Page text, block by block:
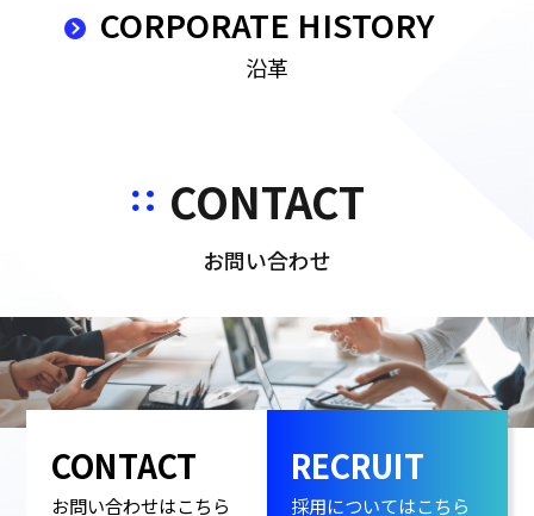
CORPORATE HISTORY
沿革
CONTACT
お問い合わせ
CONTACT
お問い合わせはこちら
RECRUIT
採用についてはこちら